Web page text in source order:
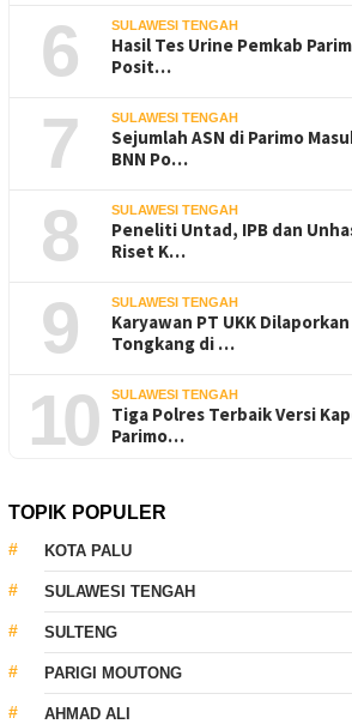
6 SULAWESI TENGAH
Hasil Tes Urine Pemkab
Posit…
7 SULAWESI TENGAH
Sejumlah ASN di Parimo
BNN Po…
8 SULAWESI TENGAH
Peneliti Untad, IPB dan
Riset K…
9 SULAWESI TENGAH
Karyawan PT UKK
Tongkang di …
10 SULAWESI TENGAH
Tiga Polres Terbaik Versi
Parimo…
TOPIK POPULER
KOTA PALU
SULAWESI TENGAH
SULTENG
PARIGI MOUTONG
AHMAD ALI